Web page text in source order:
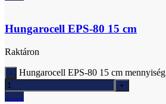
Hungarocell EPS-80 15 cm
Raktáron
Hungarocell EPS-80 15 cm mennyiség
Ajánlatkérés